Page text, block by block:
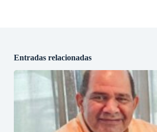
Entradas relacionadas